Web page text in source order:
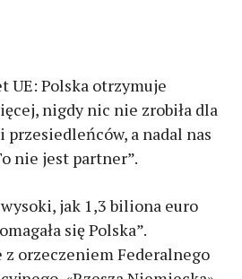
UE: Polska otrzymuje
nigdy nic nie zrobiła dla
a nadal nas
nie jest partner”.
jak 1,3 biliona euro
się Polska”.
z orzeczeniem Federalnego